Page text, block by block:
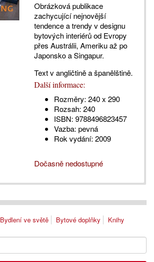
Obrázková publikace
zachycující nejnovější
tendence a trendy v designu
bytových interiérů od Evropy
přes Austrálii, Ameriku až po
Japonsko a Singapur.
Text v angličtině a španělštině.
Další informace:
Rozměry: 240 x 290
Rozsah: 240
ISBN: 9788496823457
Vazba: pevná
Rok vydání: 2009
Dočasně nedostupné
Bydlení ve světě Bytové doplňky Knihy